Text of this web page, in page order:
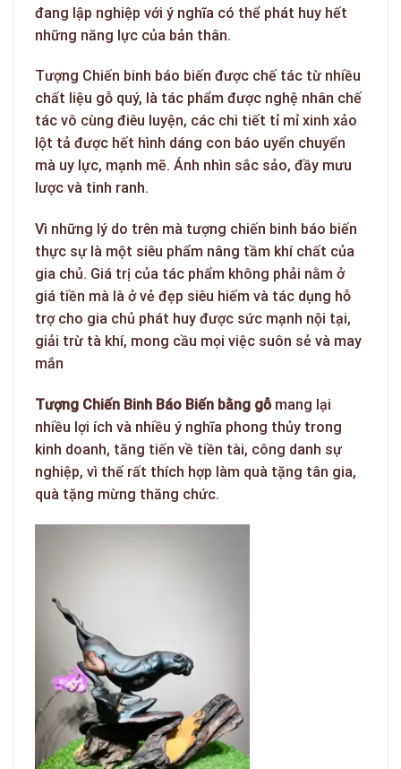
đang lập nghiệp với ý nghĩa có thể phát huy hết
những năng lực của bản thân.
Tượng Chiến binh báo biến được chế tác từ nhiều
chất liệu gỗ quý, là tác phẩm được nghệ nhân chế
tác vô cùng điêu luyện, các chi tiết tỉ mỉ xinh xảo
lột tả được hết hình dáng con báo uyển chuyển
mà uy lực, mạnh mẽ. Ánh nhìn sắc sảo, đầy mưu
lược và tinh ranh.
Vì những lý do trên mà tượng chiến binh báo biến
thực sự là một siêu phẩm nâng tầm khí chất của
gia chủ. Giá trị của tác phẩm không phải nằm ở
giá tiền mà là ở vẻ đẹp siêu hiếm và tác dụng hỗ
trợ cho gia chủ phát huy được sức mạnh nội tại,
giải trừ tà khí, mong cầu mọi việc suôn sẻ và may
mắn
Tượng Chiến Binh Báo Biến bằng gỗmang lại
nhiều lợi ích và nhiều ý nghĩa phong thủy trong
kinh doanh, tăng tiến về tiền tài, công danh sự
nghiệp, vì thế rất thích hợp làm quà tặng tân gia,
quà tặng mừng thăng chức.